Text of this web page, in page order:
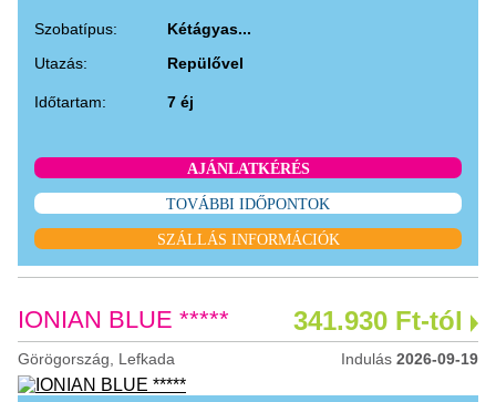
Szobatípus:
Kétágyas...
Utazás:
Repülővel
Időtartam: 7 éj
AJÁNLATKÉRÉS
TOVÁBBI IDŐPONTOK
SZÁLLÁS INFORMÁCIÓK
IONIAN BLUE ***** 341.930 Ft-tól
Görögország, Lefkada Indulás 2026-09-19